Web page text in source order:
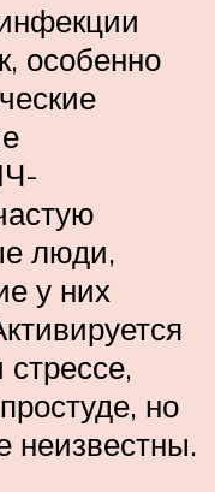
особенно
люди,
у них
но
неизвестны.